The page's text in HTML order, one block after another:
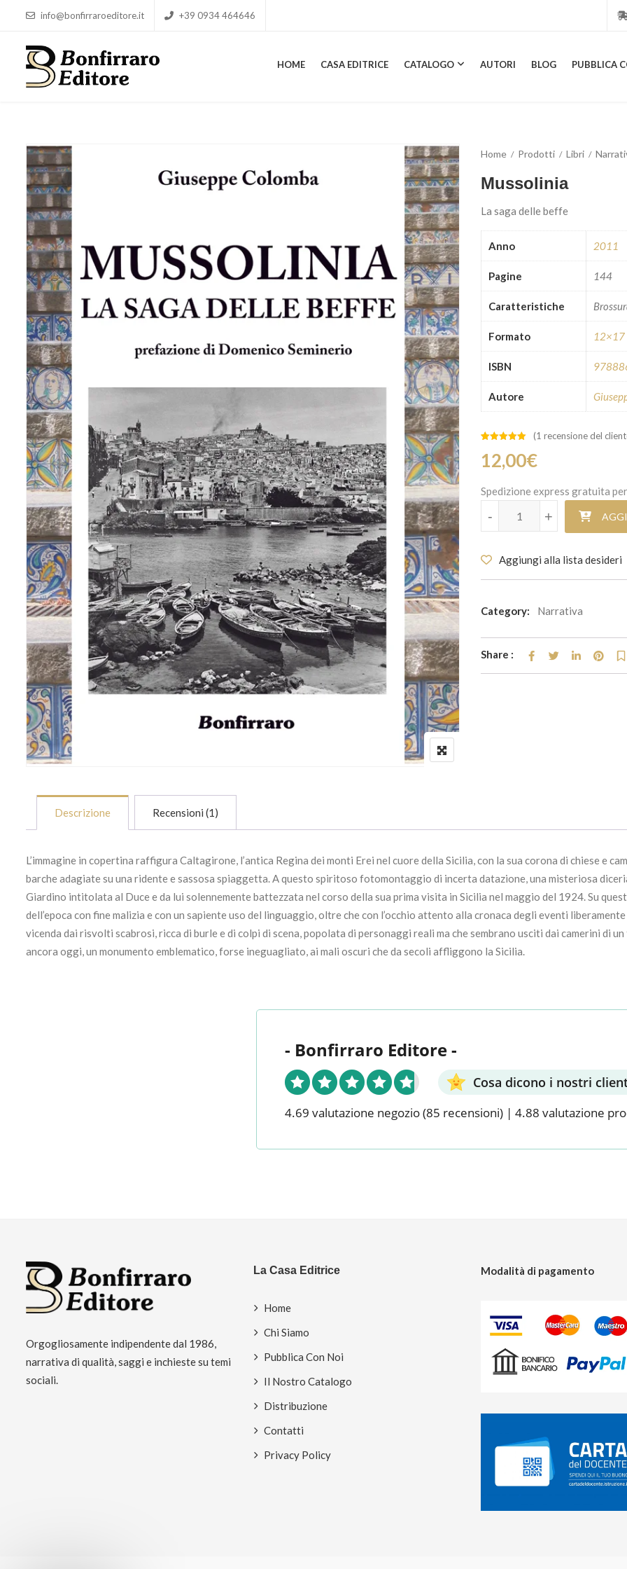
info@bonfirraroeditore.it +39 0934 464646
HOME CASA EDITRICE CATALOGO AUTORI BLOG PUBBLICA
Home Prodotti Libri
Mussolinia
La saga delle beffe
Anno 2011
Pagine 144
Caratteristiche
Formato 12×17
ISBN
Autore
5.00su 5
su base
(1 recensione del
12,00€
Spedizione express gratuita
+
- +
-
Aggiungi alla lista desideri
Category: Narrativa
Share :
Descrizione Recensioni (1)
L’immagine in copertina raffigura Caltagirone, l’antica Regina dei monti Erei nel cuore della Sicilia, con la sua corona di chiese e
barche adagiate su una ridente e sassosa spiaggetta. A questo spiritoso fotomontaggio di incerta datazione, una misteriosa
Giardino intitolata al Duce e da lui solennemente battezzata nel corso della sua prima visita in Sicilia nel maggio del 1924. Su
dell’epoca con fine malizia e con un sapiente uso del linguaggio, oltre che con l’occhio attento alla cronaca degli eventi
vicenda dai risvolti scabrosi, ricca di burle e di colpi di scena, popolata di personaggi reali ma che sembrano usciti dai camerini di
ancora oggi, un monumento emblematico, forse ineguagliato, ai mali oscuri che da secoli affliggono la Sicilia.
- Bonfirraro Editore -
Cosa dicono i nostri
4.69 valutazione negozio(85 recensioni) | 4.88 valutazione
Orgogliosamente indipendente dal 1986,
narrativa di qualità, saggi e inchieste su temi
sociali.
La Casa Editrice
Home
Chi Siamo
Pubblica Con Noi
Il Nostro Catalogo
Distribuzione
Contatti
Privacy Policy
Modalità di pagamento